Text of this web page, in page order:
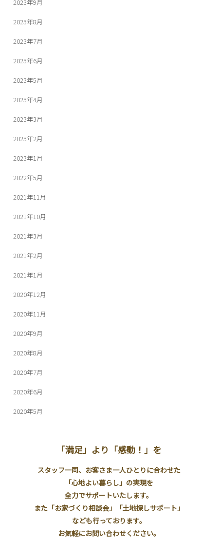
2023年9月
2023年8月
2023年7月
2023年6月
2023年5月
2023年4月
2023年3月
2023年2月
2023年1月
2022年5月
2021年11月
2021年10月
2021年3月
2021年2月
2021年1月
2020年12月
2020年11月
2020年9月
2020年8月
2020年7月
2020年6月
2020年5月
「満足」より「感動！」を
スタッフ一同、お客さま一人ひとりに合わせた
「心地よい暮らし」の実現を
全力でサポートいたします。
また「お家づくり相談会」「土地探しサポート」
なども行っております。
お気軽にお問い合わせください。